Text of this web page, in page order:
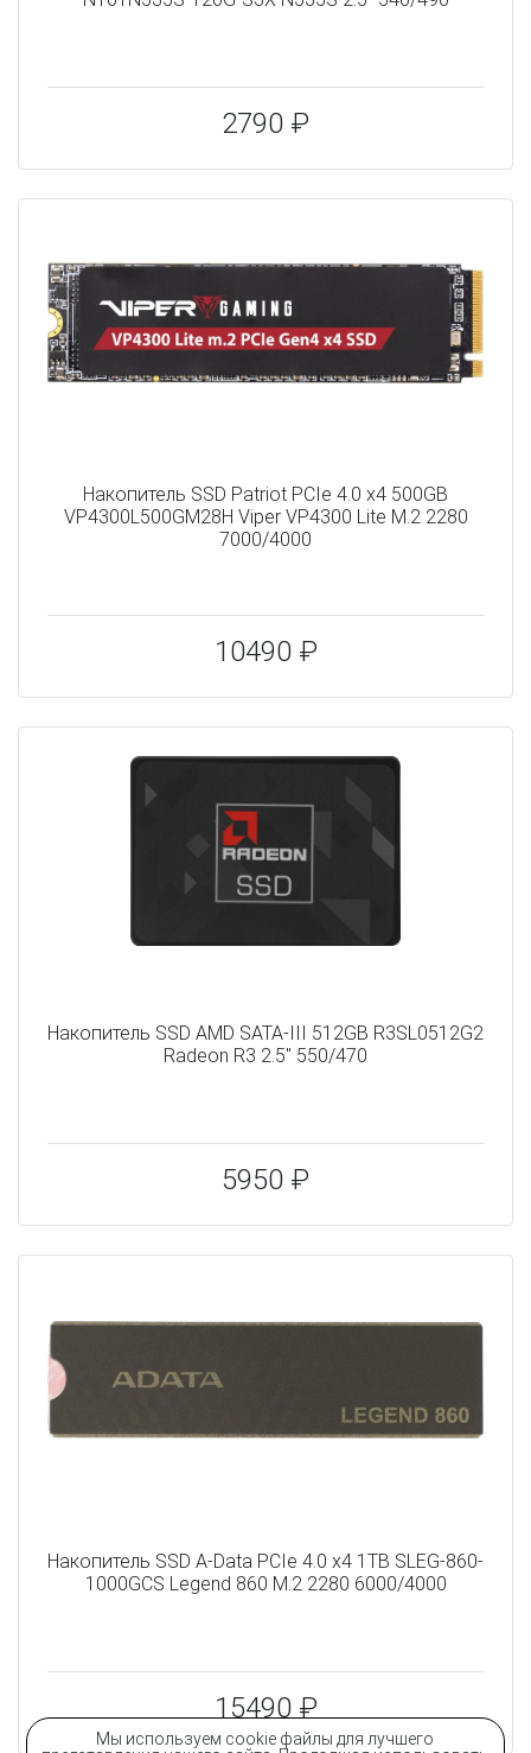
Мы используем cookie файлы для лучшего
2790 ₽
Накопитель SSD Patriot PCIe 4.0 x4 500GB
VP4300L500GM28H Viper VP4300 Lite M.2 2280
7000/4000
10490 ₽
Накопитель SSD AMD SATA-III 512GB R3SL0512G2
Radeon R3 2.5" 550/470
5950 ₽
Накопитель SSD A-Data PCIe 4.0 x4 1TB SLEG-860-
1000GCS Legend 860 M.2 2280 6000/4000
15490 ₽